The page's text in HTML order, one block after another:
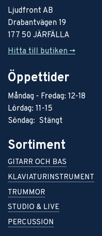
Ljudfront AB
Drabantvägen 19
177 50 JÄRFÄLLA
Hitta till butiken ->
Öppettider
Måndag - Fredag: 12-18
Lördag: 11-15
Söndag: Stängt
Sortiment
GITARR OCH BAS
KLAVIATURINSTRUMENT
TRUMMOR
STUDIO & LIVE
PERCUSSION